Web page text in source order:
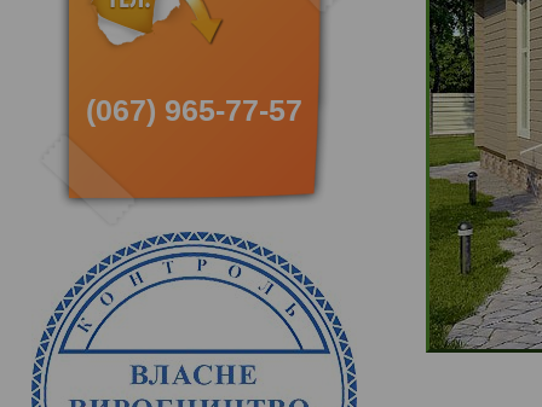
(067) 965-77-57